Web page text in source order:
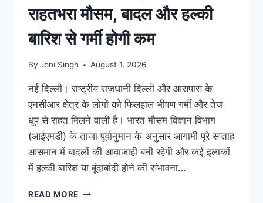
राहतभरा मौसम, बादल और हल्की
बारिश से गर्मी होगी कम
By Joni Singh August 1, 2026
नई दिल्ली। राष्ट्रीय राजधानी दिल्ली और आसपास के
एनसीआर क्षेत्र के लोगों को फिलहाल भीषण गर्मी और तेज
धूप से राहत मिलने वाली है। भारत मौसम विज्ञान विभाग
(आईएमडी) के ताजा पूर्वानुमान के अनुसार आगामी पूरे सप्ताह
आसमान में बादलों की आवाजाही बनी रहेगी और कई इलाकों
में हल्की बारिश या बूंदाबांदी होने की संभावना…
READ MORE